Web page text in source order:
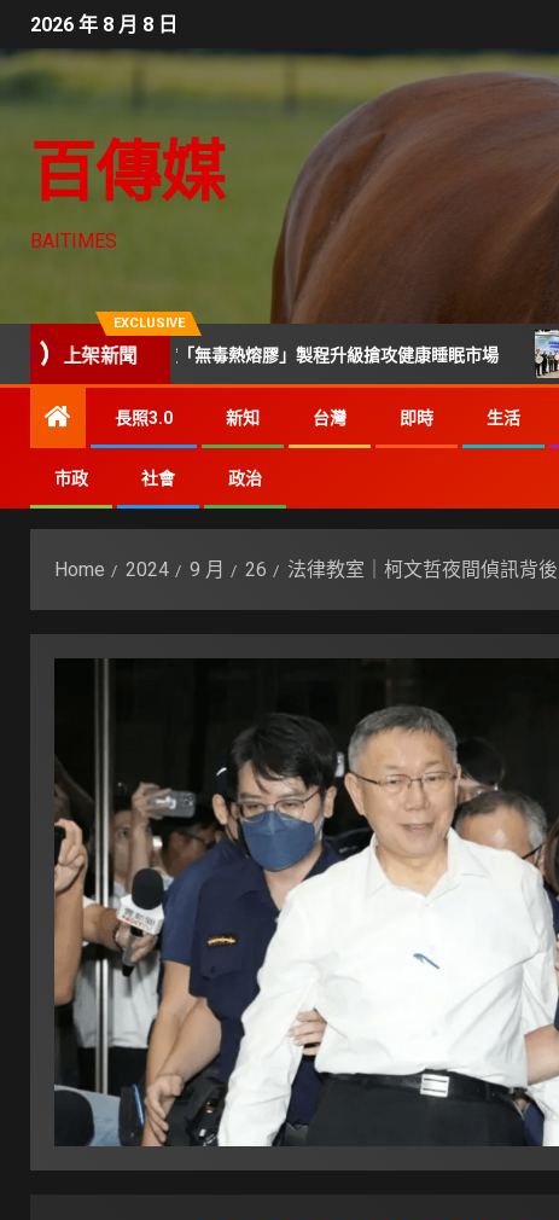
2026 年 8 月 8 日
百傳媒
BAITIMES
EXCLUSIVE
上架新聞
與軟硬度「無毒熱熔膠」製程升級搶攻健康睡眠市場 技術
長照3.0 新知 台灣 即時 生活
市政 社會 政治
Home 2024 9 月 26 法律教室｜柯文哲夜間偵訊背